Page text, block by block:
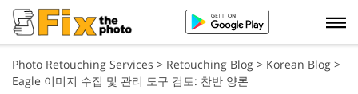
Photo Retouching Services > Retouching Blog > Korean Blog >
Eagle 이미지 수집 및 관리 도구 검토: 찬반 양론